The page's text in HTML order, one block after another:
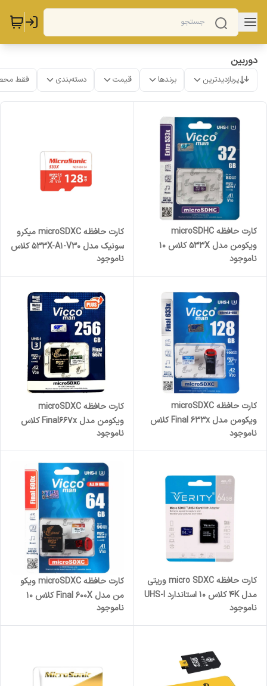
دوربین
پربازدیدترین برندها قیمت دسته‌بندی فقط
کارت حافظه microSDHC
ویکومن مدل 533X کلاس 10
80MBps ظرفیت 32 گیگابایت
ناموجود
کارت حافظه microSDXC میکرو
سونیک مدل 533X-A1-V30 کلاس
80MBps ظرفیت 128 گیگابایت
ناموجود
کارت حافظه microSDXC
ویکومن مدل Final 633x کلاس
سرعت 100MBs ظرفیت 128
ناموجود
کارت حافظه microSDXC
ویکومن مدل Final667x کلاس
150MBs ظرفیت 256 گیگابایت
ناموجود
کارت حافظه micro SDXC وریتی
مدل 4K کلاس 10 استاندارد UHS-I
گیگابایت به همراه آداپتور SD
ناموجود
کارت حافظه microSDXC ویکو
من مدل Final 600X کلاس 10
90MBps ظرفیت 64گیگابایت
ناموجود